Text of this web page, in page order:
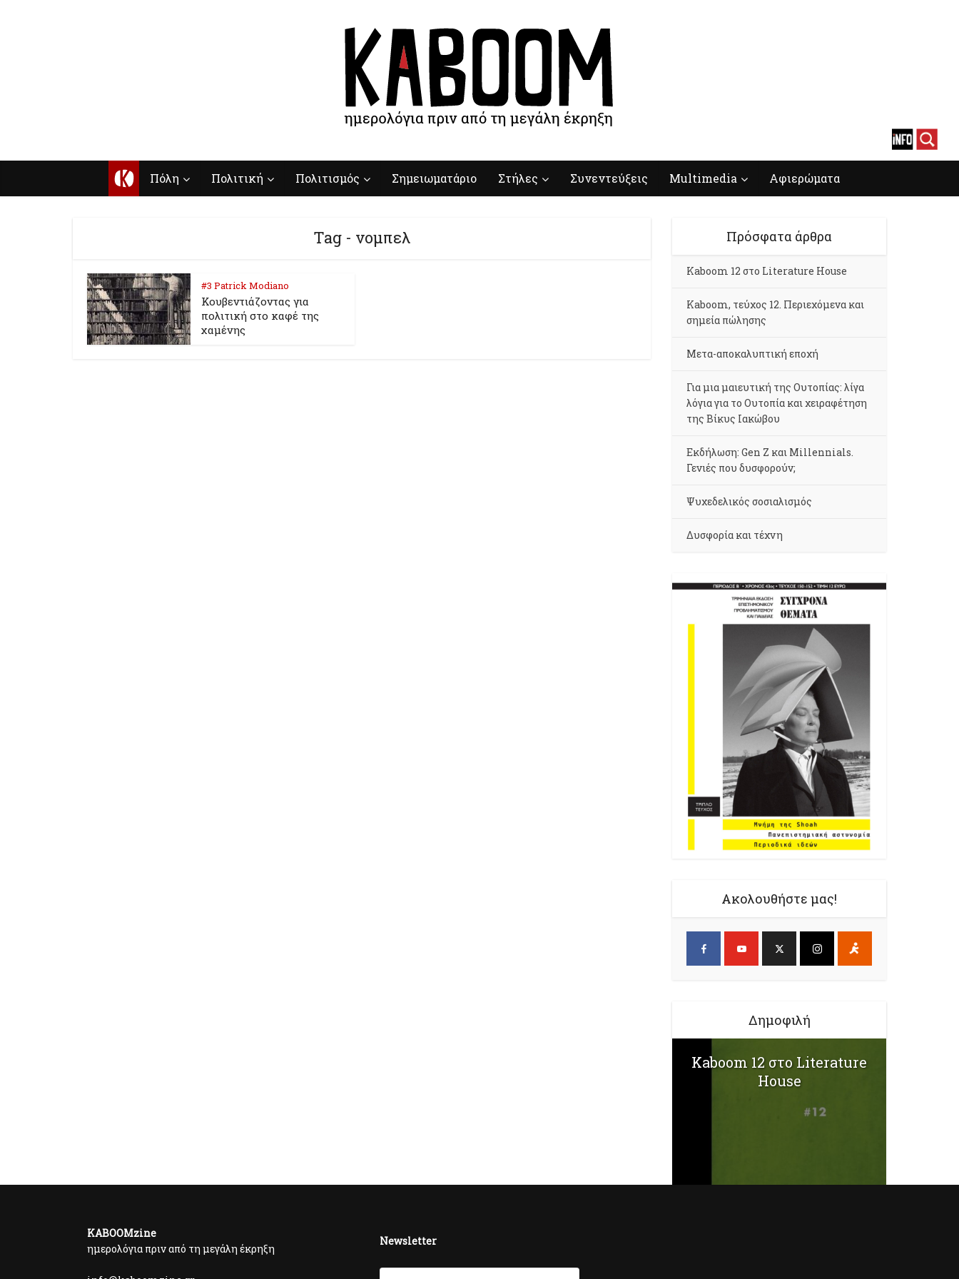
Κ Πόλη Πολιτική Πολιτισμός Σημειωματάριο Στήλες Συνεντεύξεις Multimedia Αφιερώματα
Tag - νομπελ
#3 Patrick Modiano
Κουβεντιάζοντας για
πολιτική στο καφέ της
χαμένης
Πρόσφατα άρθρα
Kaboom 12 στο Literature House
Kaboom, τεύχος 12. Περιεχόμενα και
σημεία πώλησης
Μετα-αποκαλυπτική εποχή
Για μια μαιευτική της Ουτοπίας: λίγα
λόγια για το Ουτοπία και χειραφέτηση
της Βίκυς Ιακώβου
Εκδήλωση: Gen Z και Millennials.
Γενιές που δυσφορούν;
Ψυχεδελικός σοσιαλισμός
Δυσφορία και τέχνη
Ακολουθήστε μας!
Δημοφιλή
Kaboom 12 στο Literature
House
KABOOMzine
ημερολόγια πριν από τη μεγάλη έκρηξη
Newsletter